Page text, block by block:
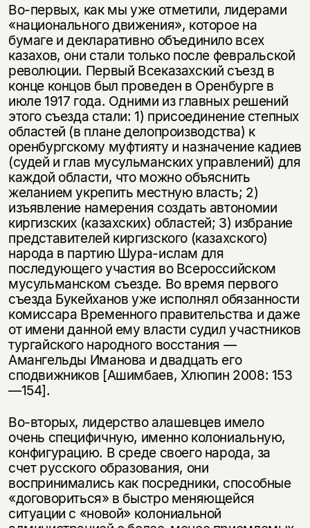
Во-первых, как мы уже отметили, лидерами
«национального движения», которое на
бумаге и декларативно объединило всех
казахов, они стали только после февральской
революции. Первый Всеказахский съезд в
конце концов был проведен в Оренбурге в
июле 1917 года. Одними из главных решений
этого съезда стали: 1) присоединение степных
областей (в плане делопроизводства) к
оренбургскому муфтияту и назначение кадиев
(судей и глав мусульманских управлений) для
каждой области, что можно объяснить
желанием укрепить местную власть; 2)
изъявление намерения создать автономии
киргизских (казахских) областей; 3) избрание
представителей киргизского (казахского)
народа в партию Шура-ислам для
последующего участия во Всероссийском
мусульманском съезде. Во время первого
съезда Букейханов уже исполнял обязанности
комиссара Временного правительства и даже
от имени данной ему власти судил участников
тургайского народного восстания —
Амангельды Иманова и двадцать его
сподвижников [Ашимбаев, Хлюпин 2008: 153
—154].
Во-вторых, лидерство алашевцев имело
очень специфичную, именно колониальную,
конфигурацию. В среде своего народа, за
счет русского образования, они
воспринимались как посредники, способные
«договориться» в быстро меняющейся
ситуации с «новой» колониальной